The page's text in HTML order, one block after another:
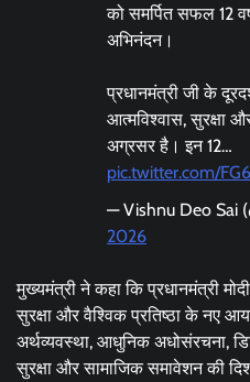
को समर्पित सफल 12
अभिनंदन।
प्रधानमंत्री जी के
आत्मविश्वास, सुरक्षा
अग्रसर है। इन 12…
pic.twitter.com/
— Vishnu Deo Sai
2026
मुख्यमंत्री ने कहा कि प्रधानमंत्री
सुरक्षा और वैश्विक प्रतिष्ठा के नए
अर्थव्यवस्था, आधुनिक अधोसंरचना,
सुरक्षा और सामाजिक समावेशन की